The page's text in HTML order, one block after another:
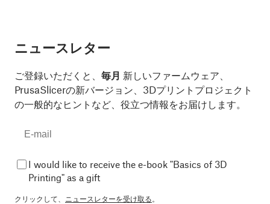
ニュースレター
ご登録いただくと、 毎月 新しいファームウェア、
PrusaSlicerの新バージョン、3Dプリントプロジェクト
の一般的なヒントなど、役立つ情報をお届けします。
I would like to receive the e-book "Basics of 3D
Printing" as a gift
クリックして、 ニュースレターを受け取る。